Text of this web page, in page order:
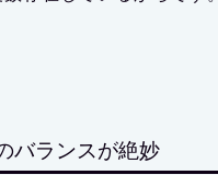
バランスが絶妙